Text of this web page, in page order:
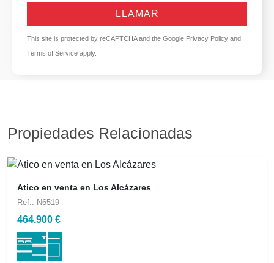
LLAMAR
This site is protected by reCAPTCHA and the Google Privacy Policy and
Terms of Service apply.
Propiedades Relacionadas
Atico en venta en Los Alcázares
Ref.: N6519
464.900 €